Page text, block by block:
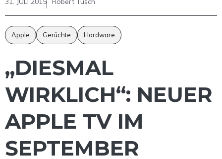
Apple Gerüchte Hardware
„DIESMAL
WIRKLICH“: NEUER
APPLE TV IM
SEPTEMBER